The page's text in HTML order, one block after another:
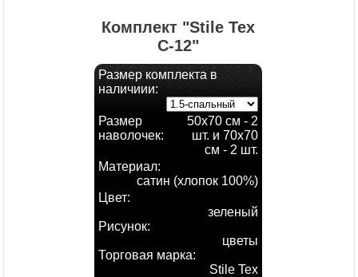
Комплект "Stile Tex
С-12"
Размер комплекта в
наличиии:
Размер
наволочек:
50х70 см - 2
шт. и 70х70
см - 2 шт.
Материал:
сатин (хлопок 100%)
Цвет:
зеленый
Рисунок:
цветы
Торговая марка:
Stile Tex